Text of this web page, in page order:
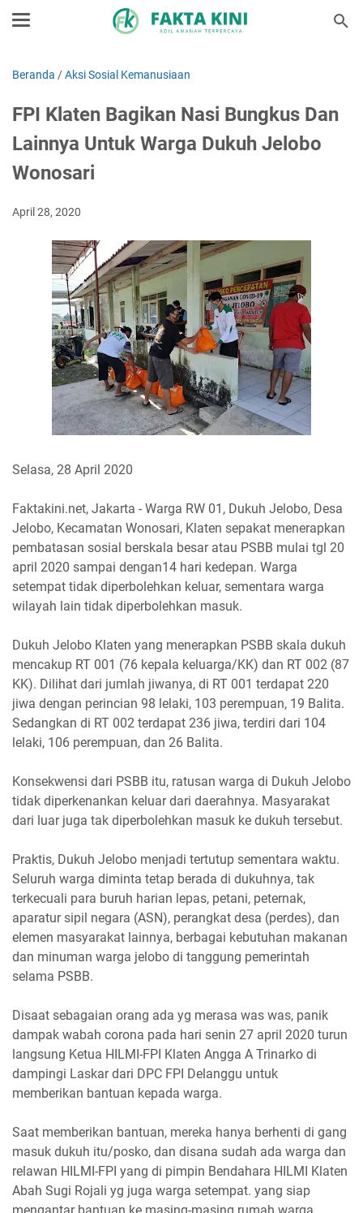
Beranda /Aksi Sosial Kemanusiaan
FPI Klaten Bagikan Nasi Bungkus Dan
Lainnya Untuk Warga Dukuh Jelobo
Wonosari
April 28, 2020
Selasa, 28 April 2020
Faktakini.net, Jakarta - Warga RW 01, Dukuh Jelobo, Desa
Jelobo, Kecamatan Wonosari, Klaten sepakat menerapkan
pembatasan sosial berskala besar atau PSBB mulai tgl 20
april 2020 sampai dengan14 hari kedepan. Warga
setempat tidak diperbolehkan keluar, sementara warga
wilayah lain tidak diperbolehkan masuk.
Dukuh Jelobo Klaten yang menerapkan PSBB skala dukuh
mencakup RT 001 (76 kepala keluarga/KK) dan RT 002 (87
KK). Dilihat dari jumlah jiwanya, di RT 001 terdapat 220
jiwa dengan perincian 98 lelaki, 103 perempuan, 19 Balita.
Sedangkan di RT 002 terdapat 236 jiwa, terdiri dari 104
lelaki, 106 perempuan, dan 26 Balita.
Konsekwensi dari PSBB itu, ratusan warga di Dukuh Jelobo
tidak diperkenankan keluar dari daerahnya. Masyarakat
dari luar juga tak diperbolehkan masuk ke dukuh tersebut.
Praktis, Dukuh Jelobo menjadi tertutup sementara waktu.
Seluruh warga diminta tetap berada di dukuhnya, tak
terkecuali para buruh harian lepas, petani, peternak,
aparatur sipil negara (ASN), perangkat desa (perdes), dan
elemen masyarakat lainnya, berbagai kebutuhan makanan
dan minuman warga jelobo di tanggung pemerintah
selama PSBB.
Disaat sebagaian orang ada yg merasa was was, panik
dampak wabah corona pada hari senin 27 april 2020 turun
langsung Ketua HILMI-FPI Klaten Angga A Trinarko di
dampingi Laskar dari DPC FPI Delanggu untuk
memberikan bantuan kepada warga.
Saat memberikan bantuan, mereka hanya berhenti di gang
masuk dukuh itu/posko, dan disana sudah ada warga dan
relawan HILMI-FPI yang di pimpin Bendahara HILMI Klaten
Abah Sugi Rojali yg juga warga setempat. yang siap